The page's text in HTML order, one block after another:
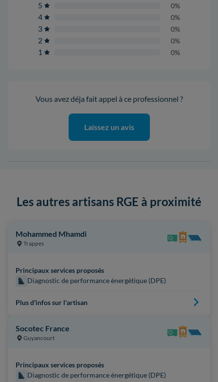
5 0%
4 0%
3 0%
2 0%
1 0%
Vous avez déja fait appel à ce professionnel ?
Laissez un avis
Les autres artisans RGE à proximité
Mohammed Mhamdi
Trappes
Principaux services proposés
Diagnostic de performance énergétique (DPE)
Plus d'infos sur l'artisan
Socotec France
Guyancourt
Principaux services proposés
Diagnostic de performance énergétique (DPE)